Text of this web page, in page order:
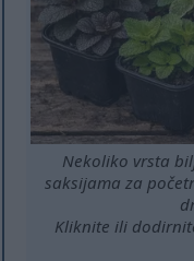
Nekoliko vrsta
saksijama za
Kliknite ili